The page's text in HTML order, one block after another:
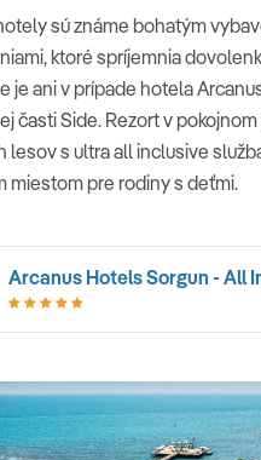
sú známe bohatým
ktoré spríjemnia
je ani v prípade hotela
časti Side. Rezort v
lesov s ultra all inclusive
miestom pre rodiny s deťmi.
Arcanus Hotels Sorgun - All